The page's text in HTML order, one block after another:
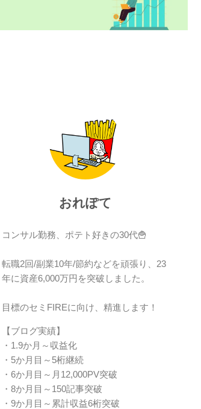
おれぽて
コンサル勤務、ポテト好きの30代🍟
転職2回/副業10年/節約などを頑張り、23
年に資産6,000万円を突破しました。
目標のセミFIREに向け、精進します！
【ブログ実績】
・1.9か月～収益化
・5か月目～5桁継続
・6か月目～月12,000PV突破
・8か月目～150記事突破
・9か月目～累計収益6桁突破